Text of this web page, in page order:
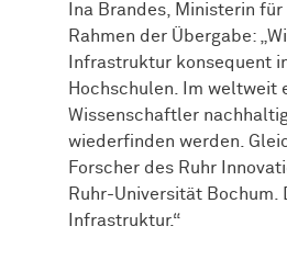
Ina Brandes, Ministerin
Rahmen der Übergabe:
Infrastruktur konsequent
Hochschulen. Im weltweit
Wissenschaftler
wiederfinden werden.
Forscher des Ruhr
Ruhr-Universität Bochum.
Infrastruktur.“